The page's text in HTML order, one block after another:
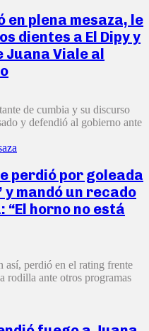
en plena mesaza, le
dientes a El Dipy y
Juana Viale al
de cumbia y su discurso
y defendió al gobierno ante
perdió por goleada
mandó un recado
“El horno no está
así, perdió en el rating frente
rodilla ante otros programas